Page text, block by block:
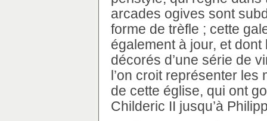
arcades ogives sont
forme de trèfle ; cette
également à jour, et
décorés d’une série de
l’on croit représenter
de cette église, qui ont
Childeric II jusqu’à